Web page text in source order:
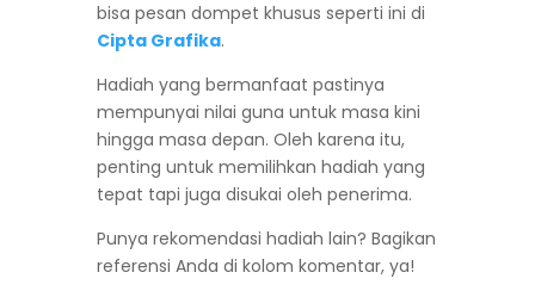
bisa pesan dompet khusus seperti ini di
Cipta Grafika.
Hadiah yang bermanfaat pastinya
mempunyai nilai guna untuk masa kini
hingga masa depan. Oleh karena itu,
penting untuk memilihkan hadiah yang
tepat tapi juga disukai oleh penerima.
Punya rekomendasi hadiah lain? Bagikan
referensi Anda di kolom komentar, ya!